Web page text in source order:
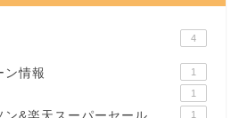
4
ン情報 1
1
1